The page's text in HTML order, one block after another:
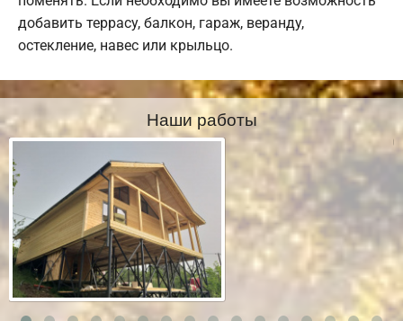
добавить террасу, балкон, гараж, веранду,
остекление, навес или крыльцо.
Наши работы